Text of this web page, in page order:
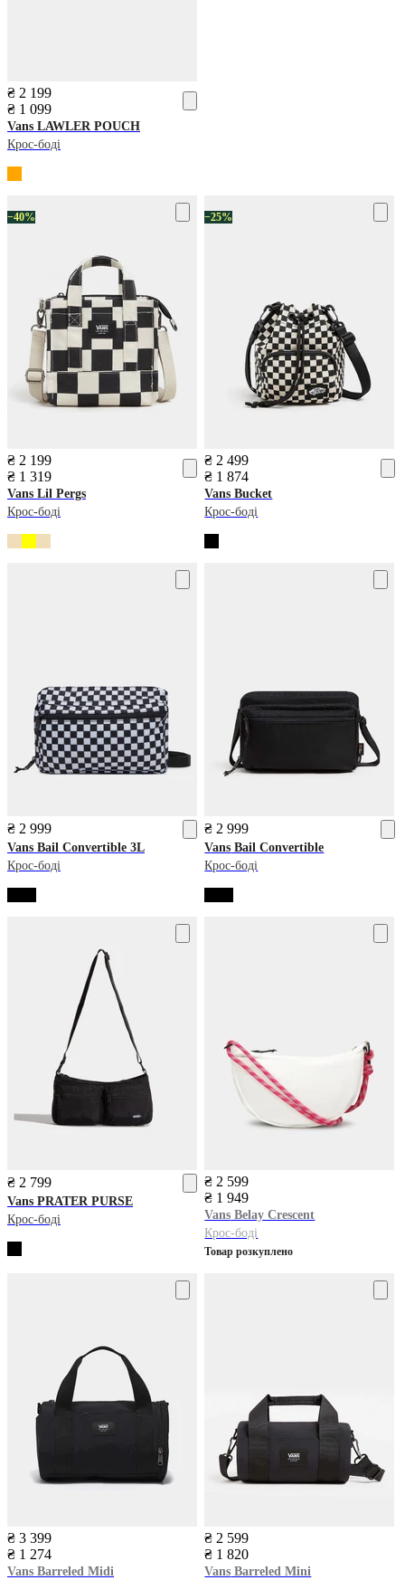
₴ 2 199
₴ 1 099
Vans LAWLER POUCH
Крос-боді
−40%
₴ 2 199
₴ 1 319
Vans Lil Pergs
Крос-боді
−25%
₴ 2 499
₴ 1 874
Vans Bucket
Крос-боді
₴ 2 999
Vans Bail Convertible 3L
Крос-боді
₴ 2 999
Vans Bail Convertible
Крос-боді
₴ 2 799
Vans PRATER PURSE
Крос-боді
₴ 2 599
₴ 1 949
Vans Belay Crescent
Крос-боді
Товар розкуплено
₴ 3 399
₴ 1 274
Vans Barreled Midi
₴ 2 599
₴ 1 820
Vans Barreled Mini